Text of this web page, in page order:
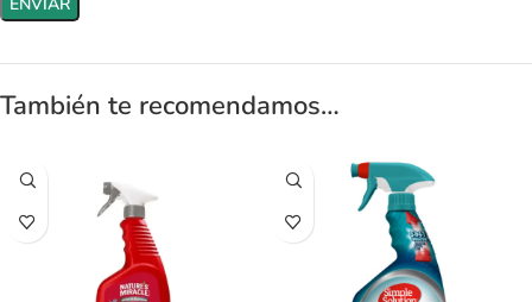
También te recomendamos…